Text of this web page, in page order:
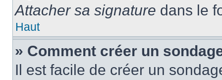
Attacher sa signature dans le
Haut
» Comment créer un
Il est facile de créer un